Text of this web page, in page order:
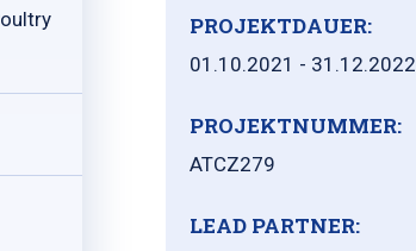
PROJEKTDAUER:
01.10.2021 - 31.12.2022
PROJEKTNUMMER:
ATCZ279
LEAD PARTNER: